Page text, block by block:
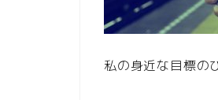
私の身近な目標の